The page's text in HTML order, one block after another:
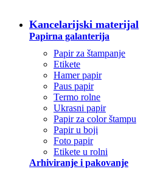
Kancelarijski materijal
Papirna galanterija
Papir za štampanje
Etikete
Hamer papir
Paus papir
Termo rolne
Ukrasni papir
Papir za color štampu
Papir u boji
Foto papir
Etikete u rolni
Arhiviranje i pakovanje